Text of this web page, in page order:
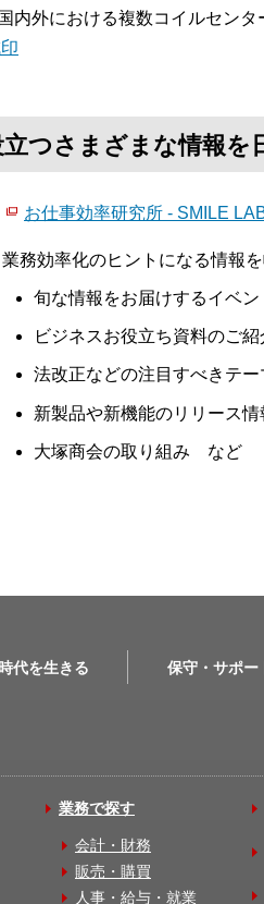
内外における複数コイルセンタ
つさまざまな情報を
お仕事効率研究所 - SMILE
業務効率化のヒントになる情報
旬な情報をお届けするイベン
ビジネスお役立ち資料のご紹
法改正などの注目すべきテー
新製品や新機能のリリース情
大塚商会の取り組み など
代を生きる 保守・サポー
業務で探す
会計・財務
販売・購買
人事・給与・就業